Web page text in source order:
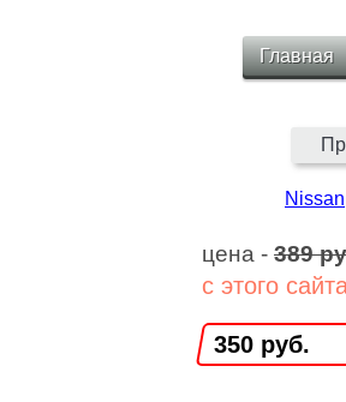
Главная
Nissan
цена - 389
с этого
350 руб.